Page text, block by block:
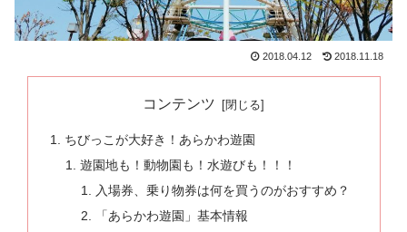
2018.04.12 2018.11.18
コンテンツ
ちびっこが大好き！あらかわ遊園
遊園地も！動物園も！水遊びも！！！
入場券、乗り物券は何を買うのがおすすめ？
「あらかわ遊園」基本情報